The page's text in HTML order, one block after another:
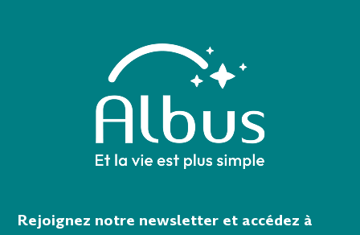
Rejoignez notre newsletter et accédez à